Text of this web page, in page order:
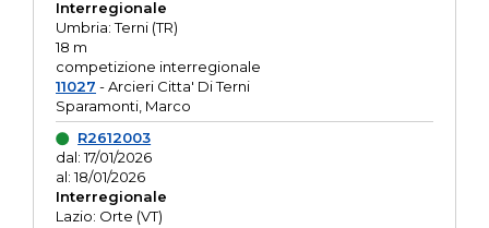
Interregionale
Umbria: Terni (TR)
18 m
competizione interregionale
11027 - Arcieri Citta' Di Terni
Sparamonti, Marco
R2612003
dal: 17/01/2026
al: 18/01/2026
Interregionale
Lazio: Orte (VT)